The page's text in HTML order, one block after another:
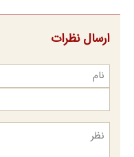
ارسال نظرات